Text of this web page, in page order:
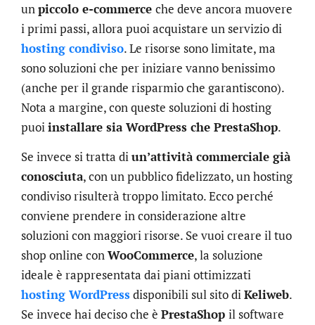
unpiccolo e-commerce che deve ancora muovere
i primi passi, allora puoi acquistare un servizio di
hosting condiviso. Le risorse sono limitate, ma
sono soluzioni che per iniziare vanno benissimo
(anche per il grande risparmio che garantiscono).
Nota a margine, con queste soluzioni di hosting
puoiinstallare sia WordPress che PrestaShop.
Se invece si tratta diun’attività commerciale già
conosciuta, con un pubblico fidelizzato, un hosting
condiviso risulterà troppo limitato. Ecco perché
conviene prendere in considerazione altre
soluzioni con maggiori risorse. Se vuoi creare il tuo
shop online conWooCommerce, la soluzione
ideale è rappresentata dai piani ottimizzati
hosting WordPressdisponibili sul sito diKeliweb.
Se invece hai deciso che è PrestaShop il software